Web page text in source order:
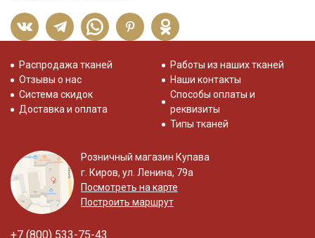
Распродажа тканей
Отзывы о нас
Система скидок
Доставка и оплата
Работы из наших тканей
Наши контакты
Способы оплаты и
реквизиты
Типы тканей
Розничный магазин Купава
г. Киров, ул. Ленина, 79а
Посмотреть на карте
Построить маршрут
+7 (800) 533-75-43